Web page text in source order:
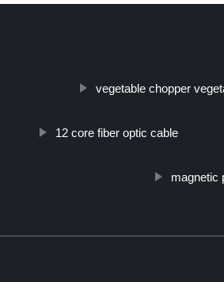
vegetable chopper
12 core fiber optic cable
magnetic